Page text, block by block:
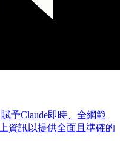
予Claude即時、全網範
資訊以提供全面且準確的